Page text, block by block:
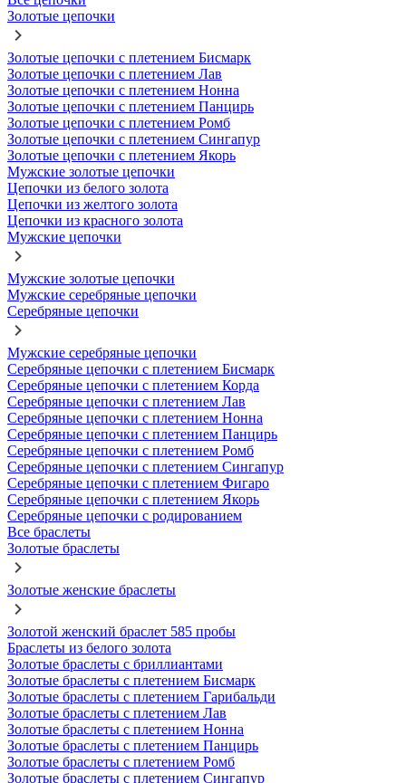
Золотые цепочки
Золотые цепочки с плетением Бисмарк
Золотые цепочки с плетением Лав
Золотые цепочки с плетением Нонна
Золотые цепочки с плетением Панцирь
Золотые цепочки с плетением Ромб
Золотые цепочки с плетением Сингапур
Золотые цепочки с плетением Якорь
Мужские золотые цепочки
Цепочки из белого золота
Цепочки из желтого золота
Цепочки из красного золота
Мужские цепочки
Мужские золотые цепочки
Мужские серебряные цепочки
Серебряные цепочки
Мужские серебряные цепочки
Серебряные цепочки с плетением Бисмарк
Серебряные цепочки с плетением Корда
Серебряные цепочки с плетением Лав
Серебряные цепочки с плетением Нонна
Серебряные цепочки с плетением Панцирь
Серебряные цепочки с плетением Ромб
Серебряные цепочки с плетением Сингапур
Серебряные цепочки с плетением Фигаро
Серебряные цепочки с плетением Якорь
Серебряные цепочки с родированием
Все браслеты
Золотые браслеты
Золотые женские браслеты
Золотой женский браслет 585 пробы
Браслеты из белого золота
Золотые браслеты с бриллиантами
Золотые браслеты с плетением Бисмарк
Золотые браслеты с плетением Гарибальди
Золотые браслеты с плетением Лав
Золотые браслеты с плетением Нонна
Золотые браслеты с плетением Панцирь
Золотые браслеты с плетением Ромб
Золотые браслеты с плетением Сингапур